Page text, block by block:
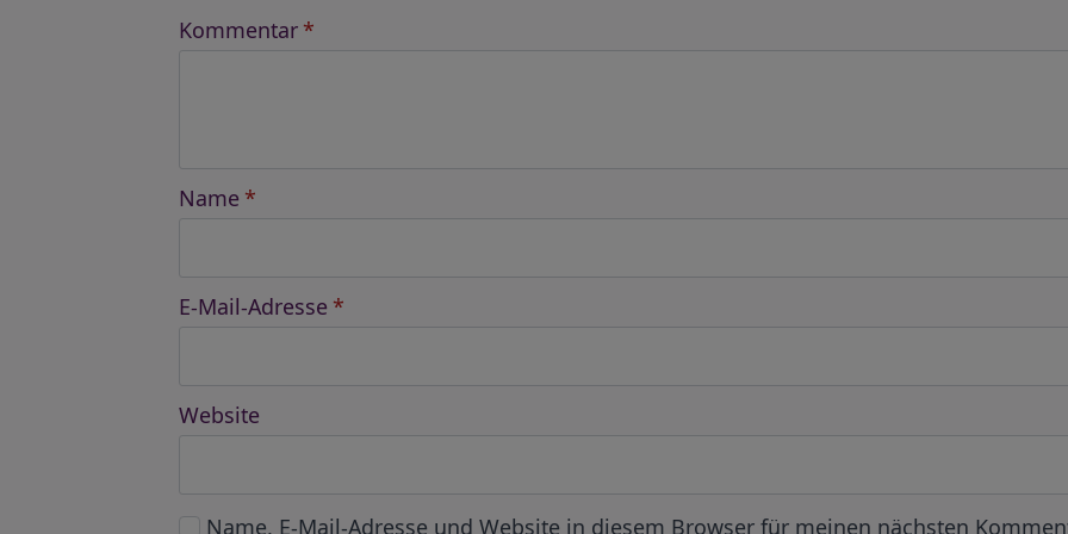
Kommentar *
Name *
E-Mail-Adresse *
Website
Name, E-Mail-Adresse und Website in diesem Browser für meinen nächsten